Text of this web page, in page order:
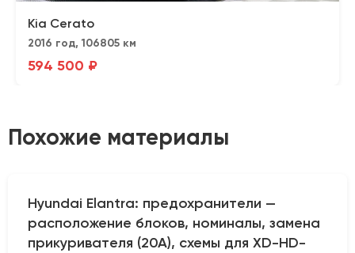
Kia Cerato
2016 год, 106805 км
594 500 ₽
Похожие материалы
Hyundai Elantra: предохранители —
расположение блоков, номиналы, замена
прикуривателя (20А), схемы для XD-HD-